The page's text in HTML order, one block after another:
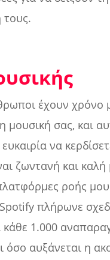
τους.
έχουν χρόνο
μουσική σας, και
να
ζωντανή και καλή
ροής
πλήρωνε
κάθε 1.000
όσο αυξάνεται η